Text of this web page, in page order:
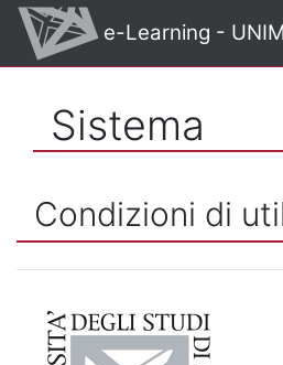
Vai al contenuto principale
e-Learning -
Sistema
Condizioni di